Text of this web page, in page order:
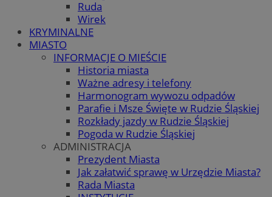
Ruda
Wirek
KRYMINALNE
MIASTO
INFORMACJE O MIEŚCIE
Historia miasta
Ważne adresy i telefony
Harmonogram wywozu odpadów
Parafie i Msze Święte w Rudzie Śląskiej
Rozkłady jazdy w Rudzie Śląskiej
Pogoda w Rudzie Śląskiej
ADMINISTRACJA
Prezydent Miasta
Jak załatwić sprawę w Urzędzie Miasta?
Rada Miasta